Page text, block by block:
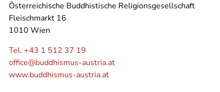
Österreichische Buddhistische Religionsgesellschaft
Fleischmarkt 16
1010 Wien
Tel. +43 1 512 37 19
office@buddhismus-austria.at
www.buddhismus-austria.at